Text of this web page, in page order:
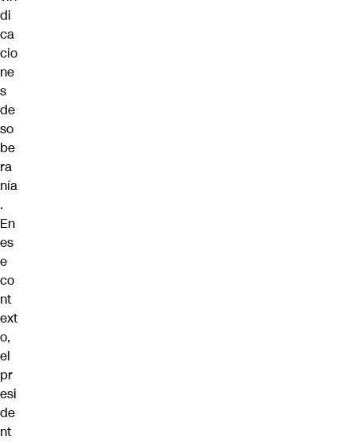
di
ca
cio
ne
s
de
so
be
ra
nía
.
En
es
e
co
nt
ext
o,
el
pr
esi
de
nt